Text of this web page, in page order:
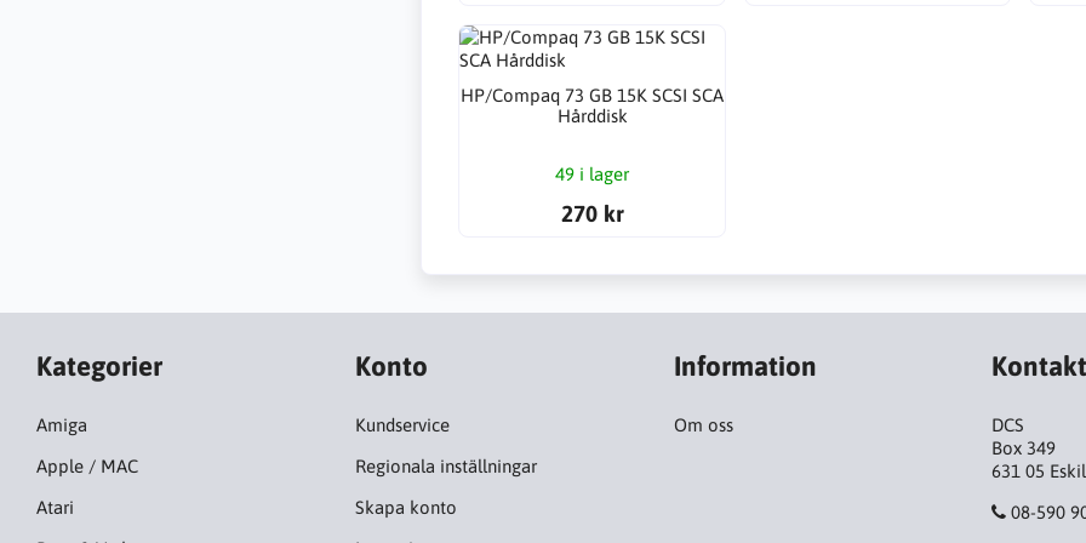
HP/Compaq 73 GB 15K SCSI SCA
Hårddisk
49 i lager
270 kr
Kategorier
Amiga
Apple / MAC
Atari
Konto
Kundservice
Regionala inställningar
Skapa konto
Information
Om oss
Kontakt
DCS
Box 349
631 05
08-590